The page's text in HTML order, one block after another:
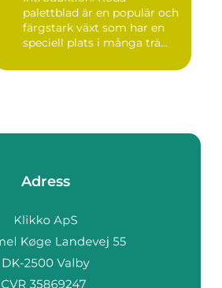
palettblad är en populär och
färgstark växt som har en
speciell plats i många trä...
Adress